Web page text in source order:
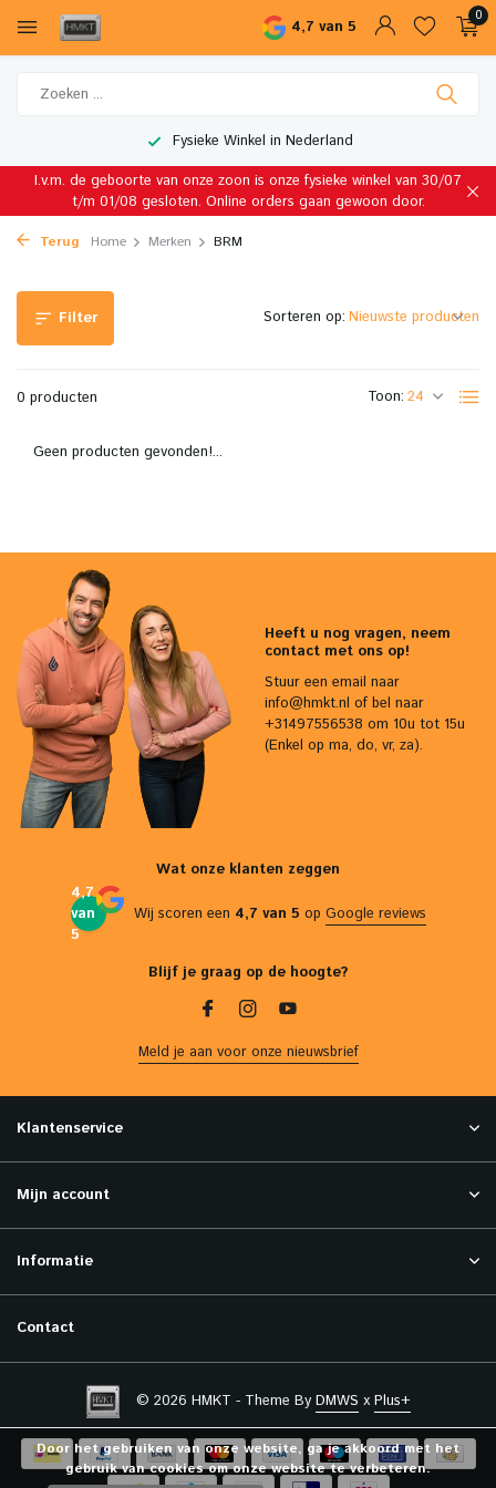
4,7 van 5
0
Fysieke Winkel in Nederland
I.v.m. de geboorte van onze zoon is onze fysieke winkel van 30/07
t/m 01/08 gesloten. Online orders gaan gewoon door.
Terug Home Merken BRM
Filter
0 producten Toon:
Sorteren op:
Geen producten gevonden!...
Heeft u nog vragen, neem
contact met ons op!
Stuur een email naar
info@hmkt.nl of bel naar
+31497556538 om 10u tot 15u
(Enkel op ma, do, vr, za).
Wat onze klanten zeggen
4,7
van
5
Wij scoren een 4,7 van 5 op Google reviews
Blijf je graag op de hoogte?
Meld je aan voor onze nieuwsbrief
Klantenservice
Mijn account
Informatie
Contact
© 2026 HMKT - Theme By DMWS x Plus+
Door het gebruiken van onze website, ga je akkoord met het
gebruik van cookies om onze website te verbeteren.